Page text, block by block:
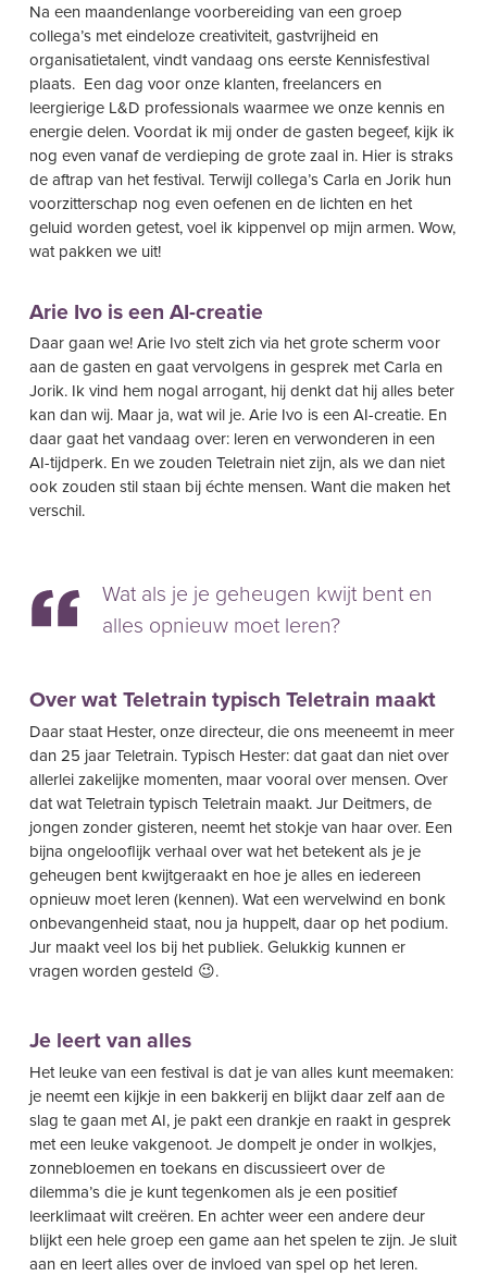
Na een maandenlange voorbereiding van een groep
collega’s met eindeloze creativiteit, gastvrijheid en
organisatietalent, vindt vandaag ons eerste Kennisfestival
plaats. Een dag voor onze klanten, freelancers en
leergierige L&D professionals waarmee we onze kennis en
energie delen. Voordat ik mij onder de gasten begeef, kijk ik
nog even vanaf de verdieping de grote zaal in. Hier is straks
de aftrap van het festival. Terwijl collega’s Carla en Jorik hun
voorzitterschap nog even oefenen en de lichten en het
geluid worden getest, voel ik kippenvel op mijn armen. Wow,
wat pakken we uit!
Arie Ivo is een AI-creatie
Daar gaan we! Arie Ivo stelt zich via het grote scherm voor
aan de gasten en gaat vervolgens in gesprek met Carla en
Jorik. Ik vind hem nogal arrogant, hij denkt dat hij alles beter
kan dan wij. Maar ja, wat wil je. Arie Ivo is een AI-creatie. En
daar gaat het vandaag over: leren en verwonderen in een
AI-tijdperk. En we zouden Teletrain niet zijn, als we dan niet
ook zouden stil staan bij échte mensen. Want die maken het
verschil.
Wat als je je geheugen kwijt bent en
alles opnieuw moet leren?
Over wat Teletrain typisch Teletrain maakt
Daar staat Hester, onze directeur, die ons meeneemt in meer
dan 25 jaar Teletrain. Typisch Hester: dat gaat dan niet over
allerlei zakelijke momenten, maar vooral over mensen. Over
dat wat Teletrain typisch Teletrain maakt. Jur Deitmers, de
jongen zonder gisteren, neemt het stokje van haar over. Een
bijna ongelooflijk verhaal over wat het betekent als je je
geheugen bent kwijtgeraakt en hoe je alles en iedereen
opnieuw moet leren (kennen). Wat een wervelwind en bonk
onbevangenheid staat, nou ja huppelt, daar op het podium.
Jur maakt veel los bij het publiek. Gelukkig kunnen er
vragen worden gesteld 😉.
Je leert van alles
Het leuke van een festival is dat je van alles kunt meemaken:
je neemt een kijkje in een bakkerij en blijkt daar zelf aan de
slag te gaan met AI, je pakt een drankje en raakt in gesprek
met een leuke vakgenoot. Je dompelt je onder in wolkjes,
zonnebloemen en toekans en discussieert over de
dilemma’s die je kunt tegenkomen als je een positief
leerklimaat wilt creëren. En achter weer een andere deur
blijkt een hele groep een game aan het spelen te zijn. Je sluit
aan en leert alles over de invloed van spel op het leren.